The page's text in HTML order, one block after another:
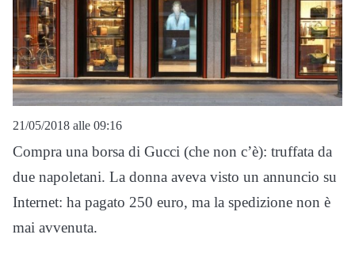
21/05/2018 alle 09:16
Compra una borsa di Gucci (che non c’è): truffata da
due napoletani. La donna aveva visto un annuncio su
Internet: ha pagato 250 euro, ma la spedizione non è
mai avvenuta.